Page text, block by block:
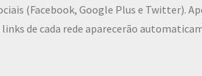
(Facebook, Google Plus e Twitter).
de cada rede aparecerão